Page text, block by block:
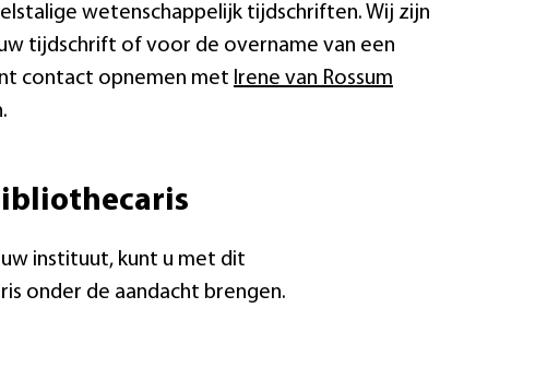
wetenschappelijk tijdschriften. Wij zijn
tijdschrift of voor de overname van een
contact opnemen met Irene van Rossum
instituut, kunt u met dit
onder de aandacht brengen.